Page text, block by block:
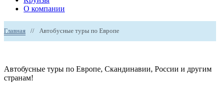
О компании
Главная // Автобусные туры по Европе
Автобусные туры по Европе, Скандинавии, России и другим
странам!